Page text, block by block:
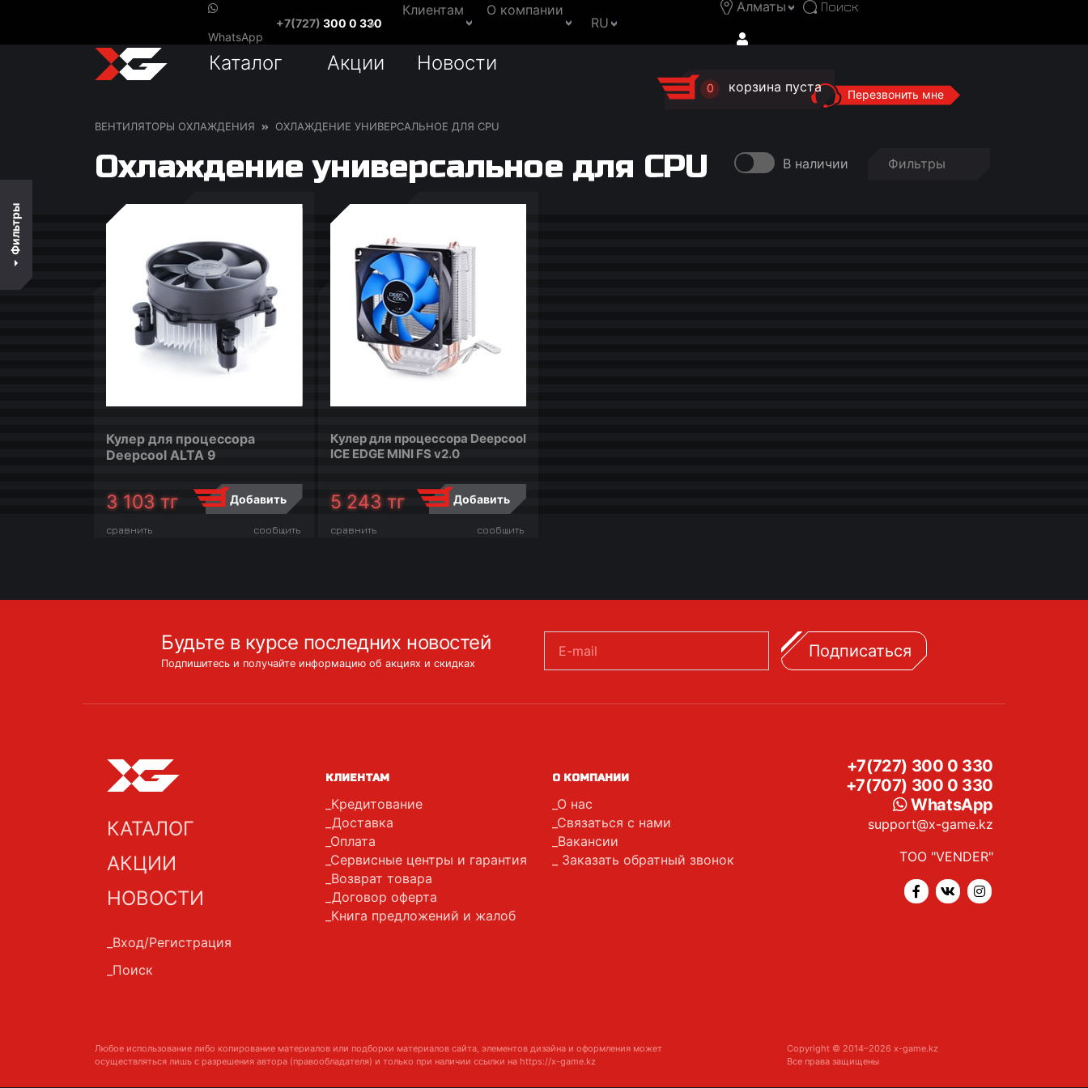
WhatsApp
+7(727) 300 0 330
Клиентам
О компании
RU
Алматы
0 корзина пуста Перезвонить мне
Каталог Акции Новости
ВЕНТИЛЯТОРЫ ОХЛАЖДЕНИЯ ОХЛАЖДЕНИЕ УНИВЕРСАЛЬНОЕ ДЛЯ CPU
Фильтры
По названию
3 103 5 243
Фильтры
В наличии
Охлаждение универсальное для CPU
Кулер для процессора
Deepcool ALTA 9
Добавить
3 103 тг
сравнить сообщить
Кулер для процессора Deepcool
ICE EDGE MINI FS v2.0
Добавить
5 243тг
сравнить сообщить
Будьте в курсе последних новостей
Подпишитесь и получайте информацию об акциях и скидках
E-mail Подписаться
КАТАЛОГ
АКЦИИ
НОВОСТИ
Вход/Регистрация
Поиск
КЛИЕНТАМ
Кредитование
Доставка
Оплата
Сервисные центры и гарантия
Возврат товара
Договор оферта
Книга предложений и жалоб
О КОМПАНИИ
О нас
Связаться с нами
Вакансии
Заказать обратный звонок
+7(727) 300 0 330
+7(707) 300 0 330
WhatsApp
support@x-game.kz
ТОО "VENDER"
Любое использование либо копирование материалов или подборки материалов сайта, элементов дизайна и оформления может
осуществляться лишь с разрешения автора (правообладателя) и только при наличии ссылки на https://x-game.kz
Copyright © 2014–2026 x-game.kz
Все права защищены